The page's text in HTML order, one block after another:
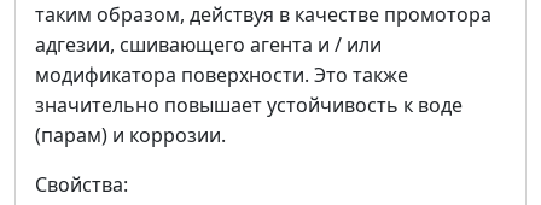
таким образом, действуя в качестве промотора
адгезии, сшивающего агента и / или
модификатора поверхности. Это также
значительно повышает устойчивость к воде
(парам) и коррозии.
Свойства: